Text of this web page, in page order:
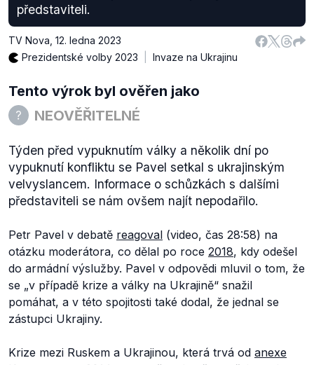
představiteli.
TV Nova 12. ledna 2023
Prezidentské volby 2023
Invaze na Ukrajinu
Tento výrok byl ověřen jako
NEOVĚŘITELNÉ
Týden před vypuknutím války a několik dní po
vypuknutí konfliktu se Pavel setkal s ukrajinským
velvyslancem. Informace o schůzkách s dalšími
představiteli se nám ovšem najít nepodařilo.
Petr Pavel v debatě reagoval (video, čas 28:58) na
otázku moderátora, co dělal po roce 2018, kdy odešel
do armádní výslužby. Pavel v odpovědi mluvil o tom, že
se „v případě krize a války na Ukrajině“ snažil
pomáhat, a v této spojitosti také dodal, že jednal se
zástupci Ukrajiny.
Krize mezi Ruskem a Ukrajinou, která trvá od anexe